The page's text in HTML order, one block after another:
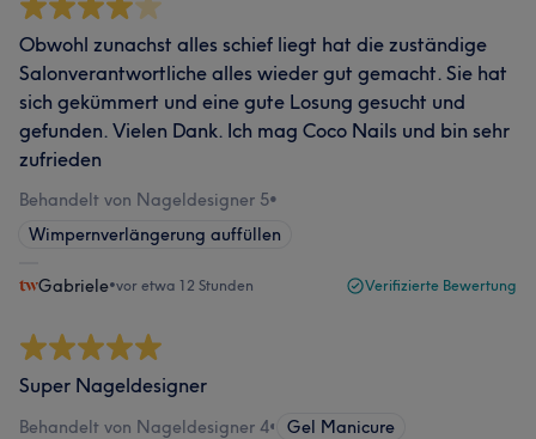
Obwohl zunachst alles schief liegt hat die zuständige
Salonverantwortliche alles wieder gut gemacht. Sie hat
sich gekümmert und eine gute Losung gesucht und
gefunden. Vielen Dank. Ich mag Coco Nails und bin sehr
zufrieden
Behandelt von Nageldesigner 5•
Wimpernverlängerung auffüllen
Gabriele•vor etwa 12 Stunden Verifizierte Bewertung
Super Nageldesigner
Behandelt von Nageldesigner 4• Gel Manicure